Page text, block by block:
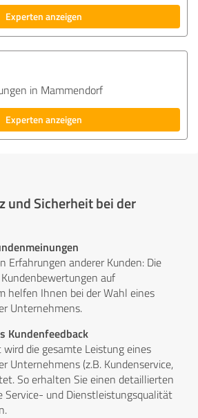
Experten anzeigen
in Mammendorf
Experten anzeigen
und Sicherheit bei der
Erfahrungen anderer Kunden: Die
auf
helfen Ihnen bei der Wahl eines
Unternehmens.
Kundenfeedback
wird die gesamte Leistung eines
Unternehmens (z.B. Kundenservice,
So erhalten Sie einen detaillierten
Service- und Dienstleistungsqualität